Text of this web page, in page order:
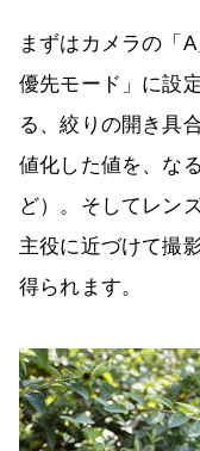
まずはカメラの「
優先モード」に設
る、絞りの開き具
値化した値を、な
ど）。そしてレン
主役に近づけて撮
得られます。